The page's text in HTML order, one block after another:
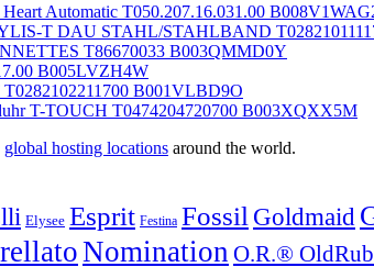
Automatic T050.207.16.031.00
T DAU STAHL/STAHLBAND
T86670033 B003QMMD0Y
B005LVZH4W
B001VLBD9O
T-TOUCH T0474204720700 B003XQXX5M
global hosting locations around the world.
Elysee Esprit Festina Fossil Goldmaid
Nomination O.R.®